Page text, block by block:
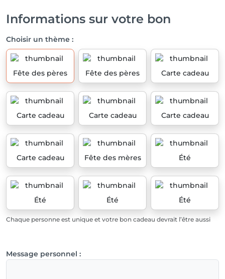
Informations sur votre bon
Choisir un thème :
Fête des pères Fête des pères Carte cadeau
Carte cadeau Carte cadeau Carte cadeau
Carte cadeau Fête des mères Été
Été Été Été
Chaque personne est unique et votre bon cadeau devrait l’être aussi
Message personnel :